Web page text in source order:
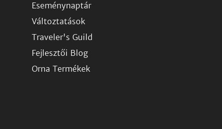
Eseménynaptár
Változtatások
Traveler's Guild
Fejlesztői Blog
Orna Termékek